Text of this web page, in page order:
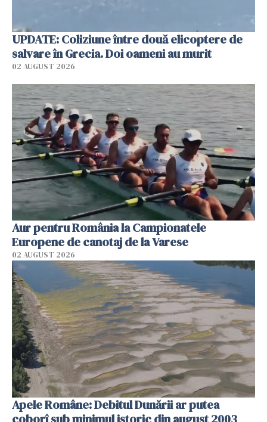
UPDATE: Coliziune între două elicoptere de
salvare în Grecia. Doi oameni au murit
02 AUGUST 2026
Aur pentru România la Campionatele
Europene de canotaj de la Varese
02 AUGUST 2026
Apele Române: Debitul Dunării ar putea